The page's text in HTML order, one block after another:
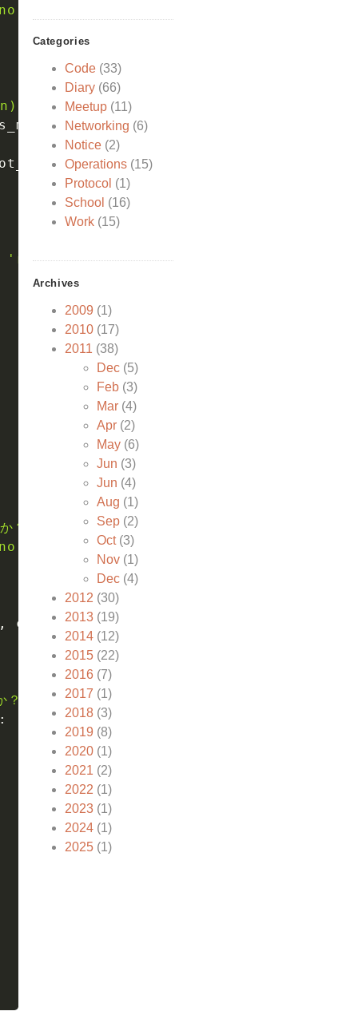
n): ' % (root_dir
== '':
)
'root_dir': root_dir
か？(y/N): ' % host
, 'NO')
, conf . read ())
か？(y/N): ' %
:
Categories
Code(33)
Diary(66)
Meetup(11)
Networking (6)
Notice(2)
Operations(15)
Protocol (1)
School (16)
Work(15)
Archives
2009 (1)
2010(17)
2011 (38)
Dec(5)
Feb(3)
Mar(4)
Apr(2)
May(6)
Jun (3)
Jun (4)
Aug (1)
Sep(2)
Oct(3)
Nov(1)
Dec(4)
2012 (30)
2013(19)
2014(12)
2015(22)
2016(7)
2017 (1)
2018(3)
2019 (8)
2020(1)
2021 (2)
2022 (1)
2023(1)
2024(1)
2025(1)